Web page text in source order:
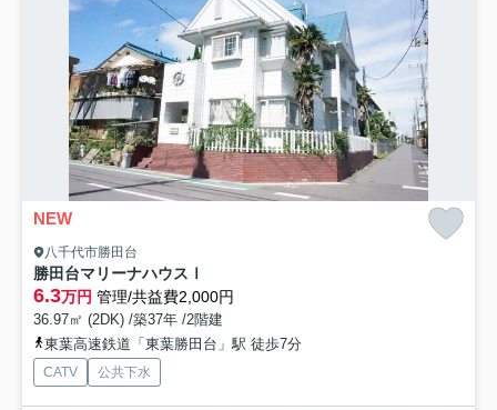
NEW
八千代市勝田台
勝田台マリーナハウスⅠ
6.3万円 管理/共益費2,000円
36.97㎡ (2DK) /築37年 /2階建
東葉高速鉄道「東葉勝田台」駅 徒歩7分
CATV 公共下水